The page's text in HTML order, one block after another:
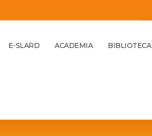
E-SLARD ACADEMIA BIBLIOTECA